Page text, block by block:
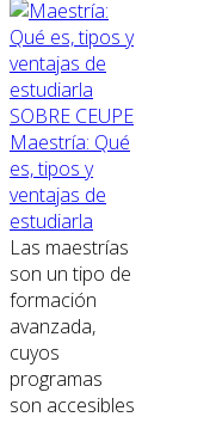
SOBRE CEUPE
Maestría: Qué
es, tipos y
ventajas de
estudiarla
Las maestrías
son un tipo de
formación
avanzada,
cuyos
programas
son accesibles